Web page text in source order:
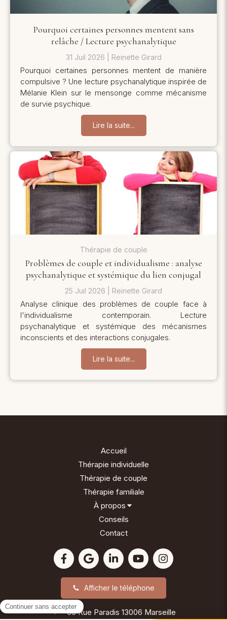
Pourquoi certaines personnes mentent sans
relâche / Lecture psychanalytique
31 Juil 2026 Reinette Girard
Pourquoi certaines personnes mentent de manière
compulsive ? Une lecture psychanalytique inspirée de
Mélanie Klein sur le mensonge comme mécanisme
de survie psychique.
Lire la suite...
Thérapie de couple
Problèmes de couple et individualisme : analyse
psychanalytique et systémique du lien conjugal
25 Juil 2026 Reinette Girard
Analyse clinique des problèmes de couple face à
l'individualisme contemporain. Lecture
psychanalytique et systémique des mécanismes
inconscients et des interactions conjugales.
Lire la suite...
Accueil
Thérapie individuelle
Thérapie de couple
Thérapie familiale
À propos
Conseils
Contact
Afficher le téléphone
63 Rue Paradis 13006 Marseille